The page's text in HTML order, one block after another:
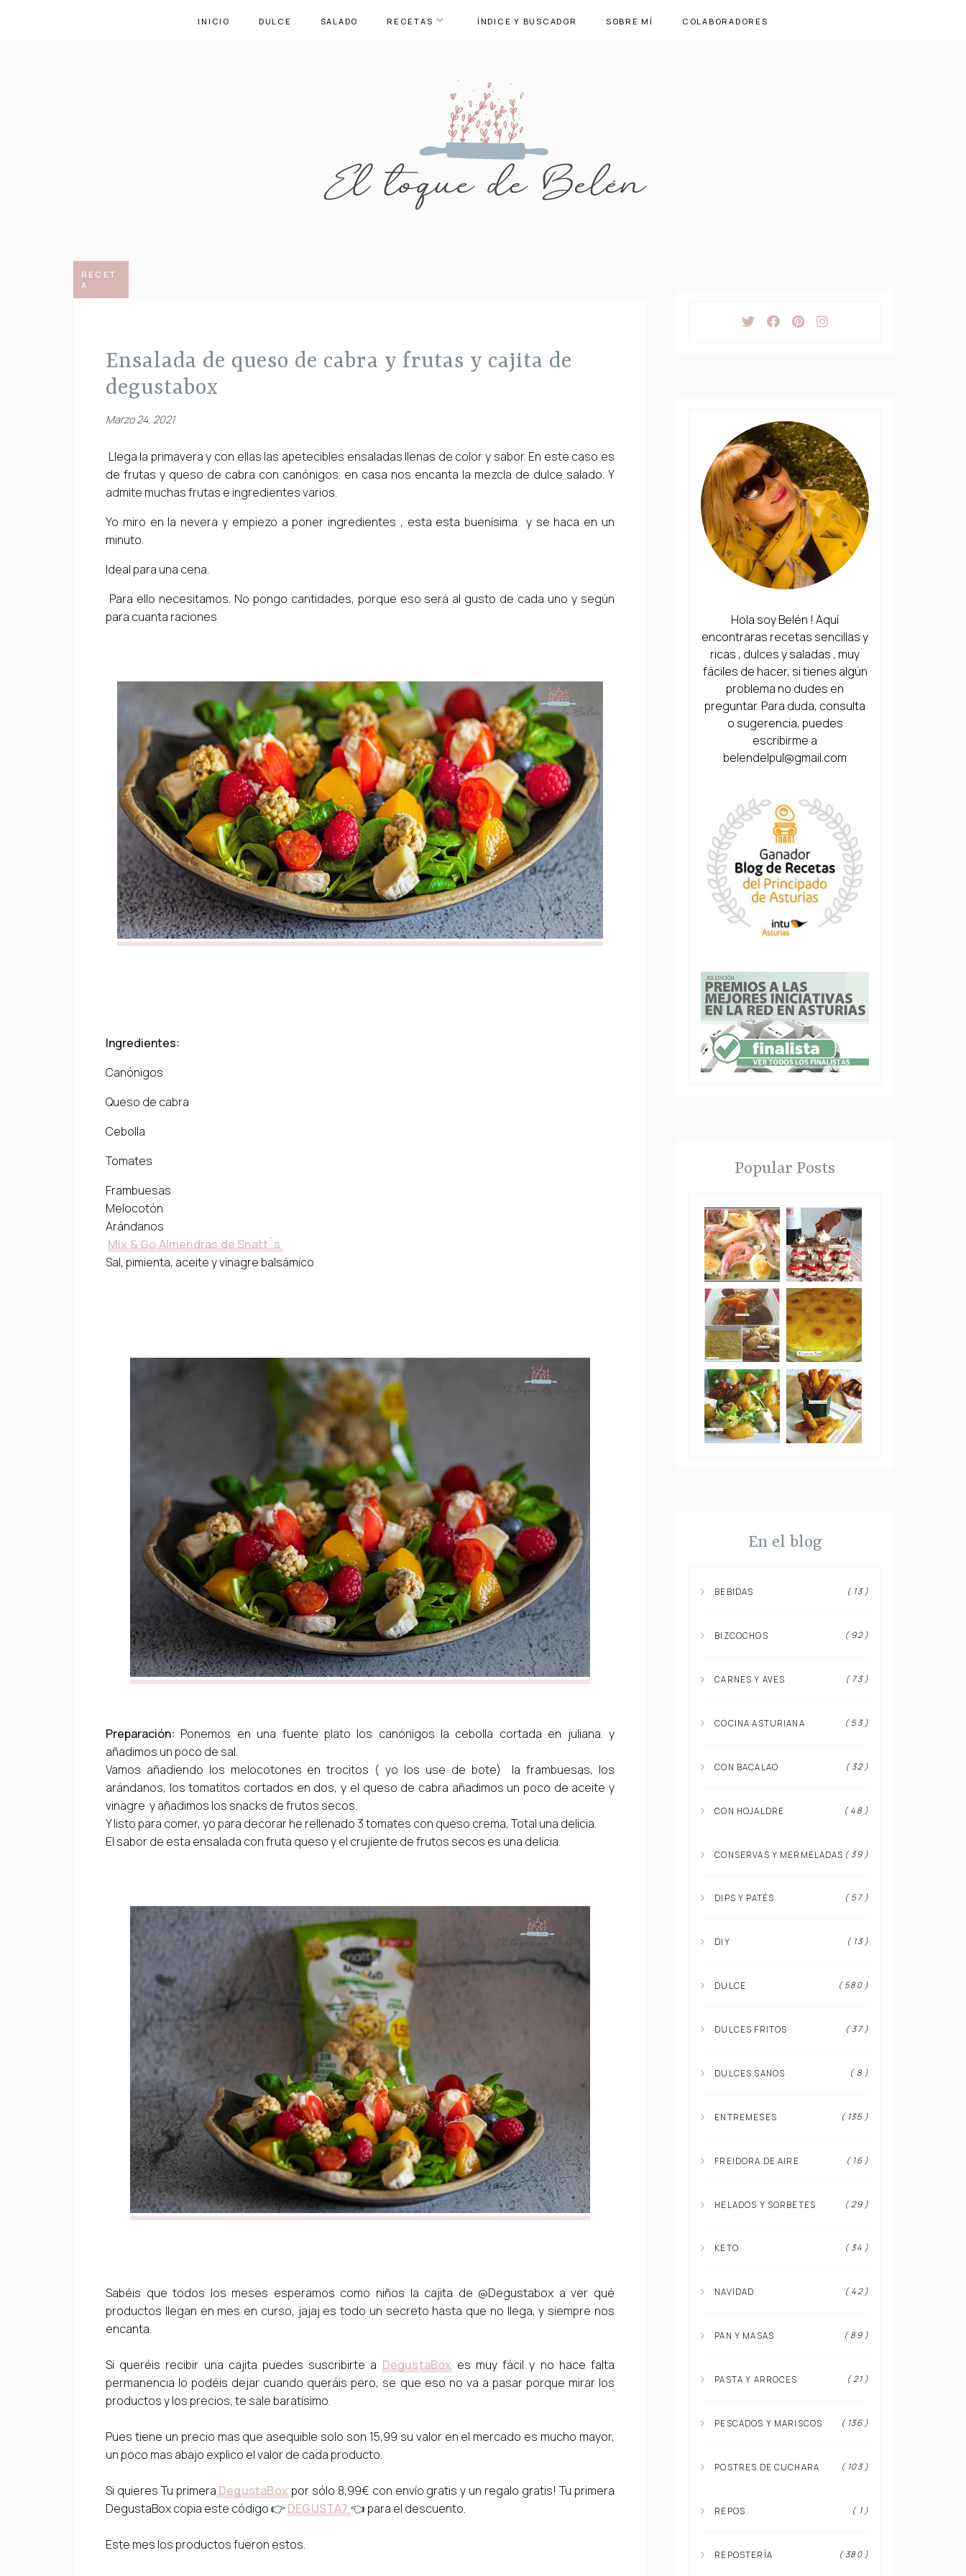
INICIO DULCE SALADO RECETAS ÍNDICE Y BUSCADOR SOBRE MÍ COLABORADORES
RECET
A
ensalada de queso de cabra y frutas y cajita de
degustabox
Marzo 24, 2021
Llega la primavera y con ellas las apetecibles ensaladas llenas de color y sabor. En este caso es
de frutas y queso de cabra con canónigos. en casa nos encanta la mezcla de dulce salado. Y
admite muchas frutas e ingredientes varios.
Yo miro en la nevera y empiezo a poner ingredientes , esta esta buenísima y se haca en un
minuto.
Ideal para una cena.
Para ello necesitamos. No pongo cantidades, porque eso será al gusto de cada uno y según
para cuanta raciones
Ingredientes:
Canónigos
Queso de cabra
Cebolla
Tomates
Frambuesas
Melocotón
Arándanos
Mix & Go Almendras de Snatt`s
Sal, pimienta, aceite y vinagre balsámico
Preparación: Ponemos en una fuente plato los canónigos la cebolla cortada en juliana. y
añadimos un poco de sal.
Vamos añadiendo los melocotones en trocitos ( yo los use de bote) la frambuesas, los
arándanos, los tomatitos cortados en dos, y el queso de cabra añadimos un poco de aceite y
vinagre y añadimos los snacks de frutos secos.
Y listo para comer, yo para decorar he rellenado 3 tomates con queso crema, Total una delicia.
El sabor de esta ensalada con fruta queso y el crujiente de frutos secos es una delicia.
Sabéis que todos los meses esperamos como niños la cajita de @Degustabox a ver qué
productos llegan en mes en curso, jajaj es todo un secreto hasta que no llega, y siempre nos
encanta.
Si queréis recibir una cajita puedes suscribirte a DegustaBoxes muy fácil y no hace falta
permanencia lo podéis dejar cuando queráis pero, se que eso no va a pasar porque mirar los
productos y los precios, te sale baratísimo.
Pues tiene un precio mas que asequible solo son 15,99 su valor en el mercado es mucho mayor,
un poco mas abajo explico el valor de cada producto.
Si quieres Tu primeraDegustaBoxpor sólo 8,99€ con envío gratis y un regalo gratis! Tu primera
DegustaBox copia este código 👉DEGUSTA7👈 para el descuento.
Este mes los productos fueron estos.
Hola soy Belén ! Aquí
encontraras recetas sencillas y
ricas , dulces y saladas , muy
fáciles de hacer, si tienes algún
problema no dudes en
preguntar. Para duda, consulta
o sugerencia, puedes
escribirme a
belendelpul@gmail.com
Popular Posts
En el blog
BEBIDAS ( 13 )
BIZCOCHOS ( 92 )
CARNES Y AVES ( 73 )
COCINA ASTURIANA ( 53 )
CON BACALAO ( 32 )
CON HOJALDRE ( 48 )
CONSERVAS Y MERMELADAS ( 39 )
DIPS Y PATÉS ( 57 )
DIY ( 13 )
DULCE ( 580 )
DULCES FRITOS ( 37 )
DULCES SANOS ( 8 )
ENTREMESES ( 135 )
FREIDORA DE AIRE ( 16 )
HELADOS Y SORBETES ( 29 )
KETO ( 34 )
NAVIDAD ( 42 )
PAN Y MASAS ( 89 )
PASTA Y ARROCES ( 21 )
PESCADOS Y MARISCOS ( 136 )
POSTRES DE CUCHARA ( 103 )
REPOS ( 1 )
REPOSTERÍA ( 380 )